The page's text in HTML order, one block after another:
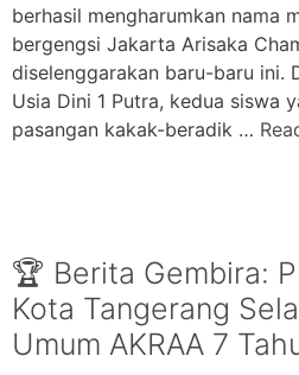
berhasil mengharumkan nama
bergengsi Jakarta Arisaka
diselenggarakan baru-baru ini.
Usia Dini 1 Putra, kedua siswa
pasangan kakak-beradik …
🏆 Berita Gembira:
Kota Tangerang
Umum AKRAA 7